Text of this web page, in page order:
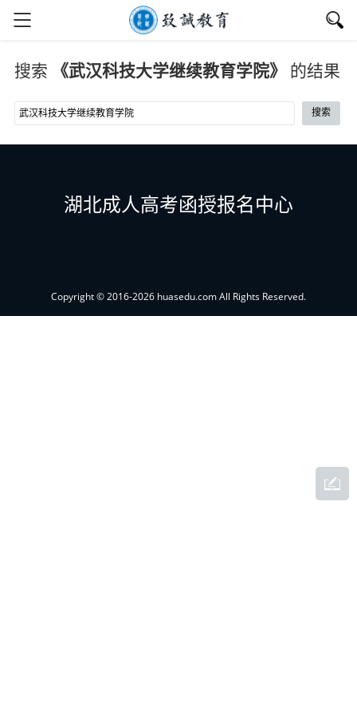
搜索 《武汉科技大学继续教育学院》 的结果
搜索
湖北成人高考函授报名中心
Copyright © 2016-2026 huasedu.com All Rights Reserved.